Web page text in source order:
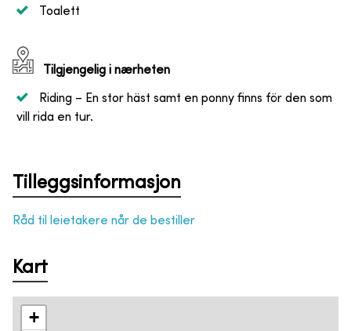
Toalett
Tilgjengelig i nærheten
Riding – En stor häst samt en ponny finns för den som
vill rida en tur.
Tilleggsinformasjon
Råd til leietakere når de bestiller
Kart
+